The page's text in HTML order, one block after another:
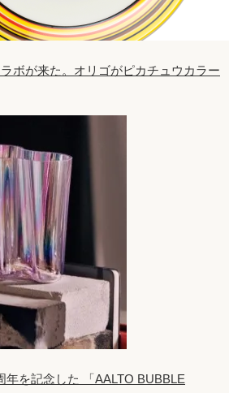
ボが来た。オリゴがピカチュウカラー
年を記念した 「AALTO BUBBLE